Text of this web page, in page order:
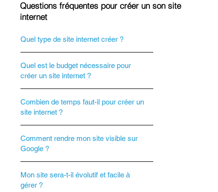
Questions fréquentes pour créer un son site
internet
Quel type de site internet créer ?
Quel est le budget nécessaire pour
créer un site internet ?
Combien de temps faut-il pour créer un
site internet ?
Comment rendre mon site visible sur
Google ?
Mon site sera-t-il évolutif et facile à
gérer ?